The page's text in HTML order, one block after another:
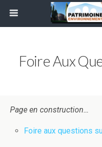
Foire Aux
Page en construction…
Foire aux questions